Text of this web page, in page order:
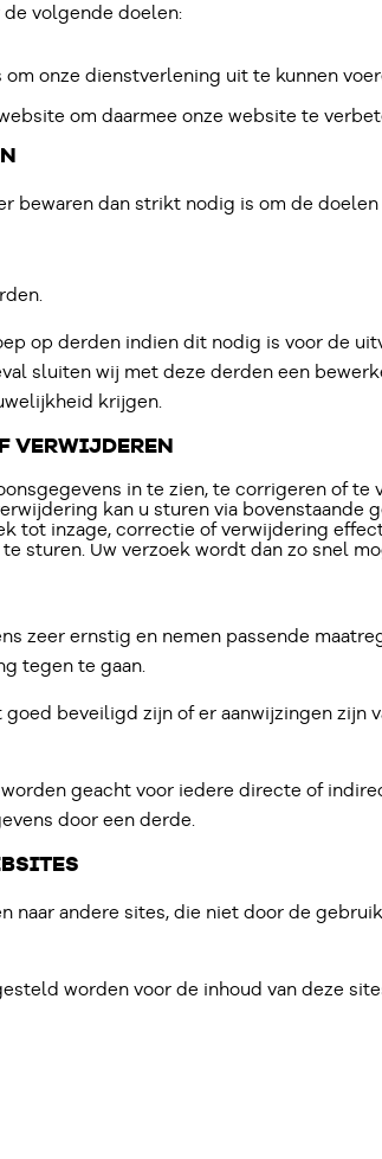
volgende doelen:
onze dienstverlening uit te kunnen
om daarmee onze website te
bewaren dan strikt nodig is om de
op derden indien dit nodig is voor de
sluiten wij met deze derden een
krijgen.
VERWIJDEREN
in te zien, te corrigeren of te
kan u sturen via bovenstaande
tot inzage, correctie of verwijdering
sturen. Uw verzoek wordt dan zo snel
zeer ernstig en nemen passende
tegen te gaan.
beveiligd zijn of er aanwijzingen zijn
geacht voor iedere directe of
door een derde.
naar andere sites, die niet door de
worden voor de inhoud van deze